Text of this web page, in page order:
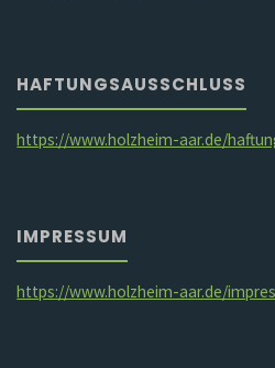
HAFTUNGSAUSSCHLUSS
https://www.holzheim-aar.de/
IMPRESSUM
https://www.holzheim-aar.de/